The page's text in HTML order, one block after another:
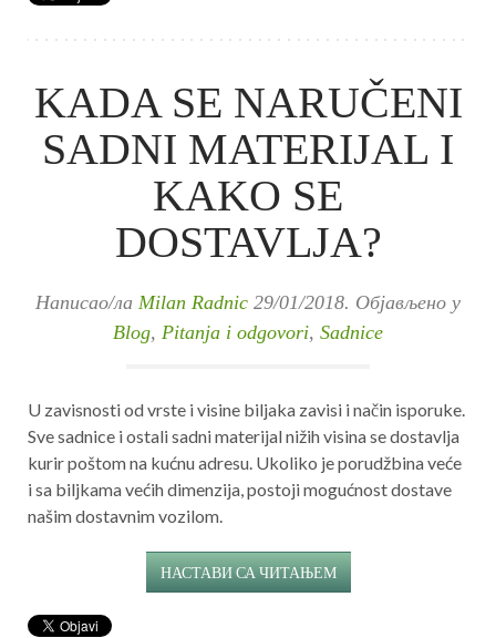
KADA SE NARUČENI
SADNI MATERIJAL I
KAKO SE
DOSTAVLJA?
Написао/ла Milan Radnic 29/01/2018. Објављено у
Blog, Pitanja i odgovori, Sadnice
U zavisnosti od vrste i visine biljaka zavisi i način isporuke.
Sve sadnice i ostali sadni materijal nižih visina se dostavlja
kurir poštom na kućnu adresu. Ukoliko je porudžbina veće
i sa biljkama većih dimenzija, postoji mogućnost dostave
našim dostavnim vozilom.
НАСТАВИ СА ЧИТАЊЕМ